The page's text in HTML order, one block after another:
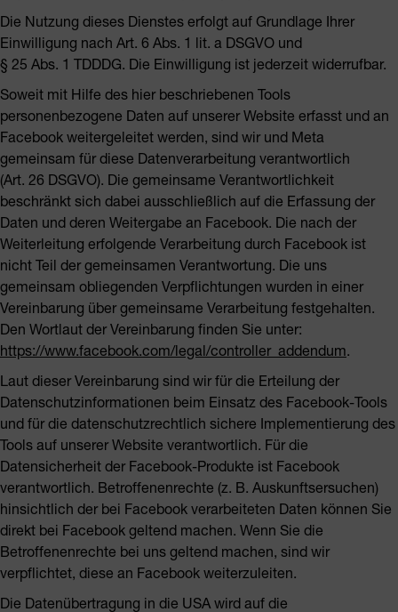
Die Nutzung dieses Dienstes erfolgt auf Grundlage Ihrer
Einwilligung nach Art. 6 Abs. 1 lit. a DSGVO und
§ 25 Abs. 1 TDDDG. Die Einwilligung ist jederzeit widerrufbar.
Soweit mit Hilfe des hier beschriebenen Tools
personenbezogene Daten auf unserer Website erfasst und an
Facebook weitergeleitet werden, sind wir und Meta
gemeinsam für diese Datenverarbeitung verantwortlich
(Art. 26 DSGVO). Die gemeinsame Verantwortlichkeit
beschränkt sich dabei ausschließlich auf die Erfassung der
Daten und deren Weitergabe an Facebook. Die nach der
Weiterleitung erfolgende Verarbeitung durch Facebook ist
nicht Teil der gemeinsamen Verantwortung. Die uns
gemeinsam obliegenden Verpflichtungen wurden in einer
Vereinbarung über gemeinsame Verarbeitung festgehalten.
Den Wortlaut der Vereinbarung finden Sie unter:
https://www.facebook.com/legal/controller_addendum.
Laut dieser Vereinbarung sind wir für die Erteilung der
Datenschutzinformationen beim Einsatz des Facebook-Tools
und für die datenschutzrechtlich sichere Implementierung des
Tools auf unserer Website verantwortlich. Für die
Datensicherheit der Facebook-Produkte ist Facebook
verantwortlich. Betroffenenrechte (z. B. Auskunftsersuchen)
hinsichtlich der bei Facebook verarbeiteten Daten können Sie
direkt bei Facebook geltend machen. Wenn Sie die
Betroffenenrechte bei uns geltend machen, sind wir
verpflichtet, diese an Facebook weiterzuleiten.
Die Datenübertragung in die USA wird auf die